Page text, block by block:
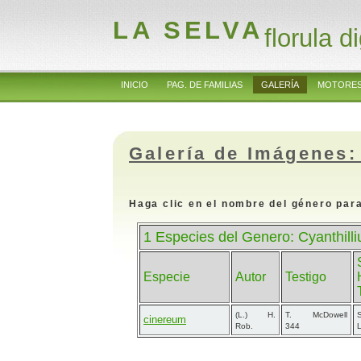
LA SELVAflorula
INICIO PAG. DE FAMILIAS GALERÍA
Galería de
Haga clic en el nombre del género
1 Especies del Genero:
Especie Autor Testigo
cinereum
(L.) H.
Rob.
T. McDowell
344